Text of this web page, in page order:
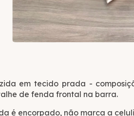
em tecido prada -
de fenda frontal na barra.
é encorpado, não marca a